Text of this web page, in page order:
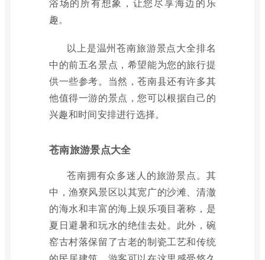
趣。
以上是温州苍南旅游景点大全排名
中的前五名景点，希望能为您的旅行提
供一些参考。当然，苍南县还有许多其
他值得一游的景点，您可以根据自己的
兴趣和时间安排进行选择。
苍南旅游景点大全
苍南拥有众多迷人的旅游景点。其
中，渔寮风景区以其宽广的沙滩、清澈
的海水和丰富的海上娱乐项目著称，是
夏日避暑和玩水的绝佳去处。此外，碗
窑古村落保留了古老的制瓷工艺和传统